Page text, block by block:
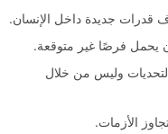
قدرات جديدة داخل الإنسان.
يحمل فرصًا غير متوقعة.
وليس من خلال
الأزمات.